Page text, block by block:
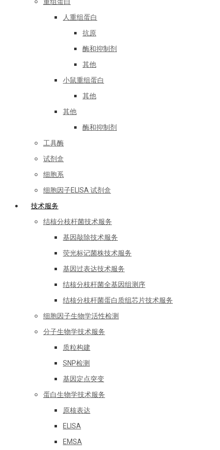
人重组蛋白
抗原
酶和抑制剂
其他
小鼠重组蛋白
其他
其他
酶和抑制剂
工具酶
试剂盒
细胞系
细胞因子ELISA 试剂盒
技术服务
结核分枝杆菌技术服务
基因敲除技术服务
荧光标记菌株技术服务
基因过表达技术服务
结核分枝杆菌全基因组测序
结核分枝杆菌蛋白质组芯片技术服务
细胞因子生物学活性检测
分子生物学技术服务
质粒构建
SNP检测
基因定点突变
蛋白生物学技术服务
原核表达
ELISA
EMSA